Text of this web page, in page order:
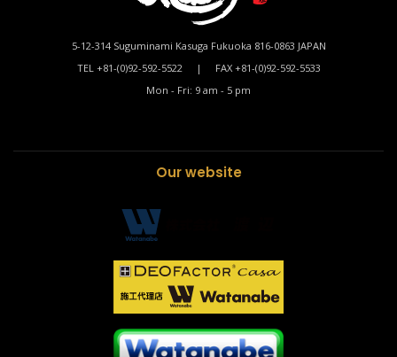
5-12-314 Suguminami Kasuga Fukuoka 816-0863 JAPAN
TEL +81-(0)92-592-5522 | FAX +81-(0)92-592-5533
Mon - Fri: 9 am - 5 pm
Our website